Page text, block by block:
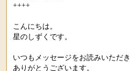
++++
こんにちは。
星のしずくです。
いつもメッセージをお読みいただき
ありがとうございます。